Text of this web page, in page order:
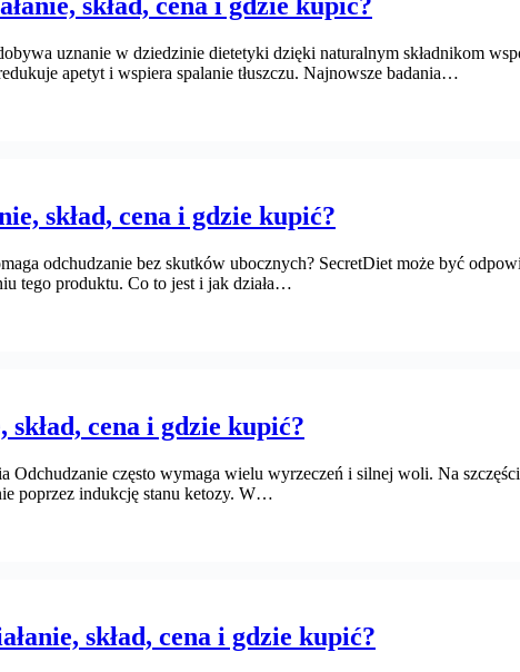
skład, cena i gdzie kupić?
uznanie w dziedzinie dietetyki dzięki naturalnym składnikom
apetyt i wspiera spalanie tłuszczu. Najnowsze badania…
skład, cena i gdzie kupić?
odchudzanie bez skutków ubocznych? SecretDiet może być
tego produktu. Co to jest i jak działa…
cena i gdzie kupić?
często wymaga wielu wyrzeczeń i silnej woli. Na
poprzez indukcję stanu ketozy. W…
skład, cena i gdzie kupić?